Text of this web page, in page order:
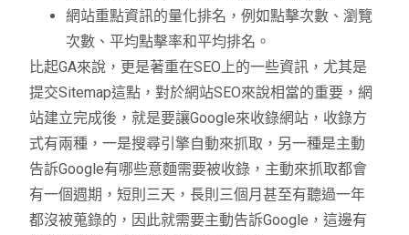
網站重點資訊的量化排名，例如點擊次數、瀏覽
次數、平均點擊率和平均排名。
比起GA來說，更是著重在SEO上的一些資訊，尤其是
提交Sitemap這點，對於網站SEO來說相當的重要，網
站建立完成後，就是要讓Google來收錄網站，收錄方
式有兩種，一是搜尋引擎自動來抓取，另一種是主動
告訴Google有哪些意麵需要被收錄，主動來抓取都會
有一個週期，短則三天，長則三個月甚至有聽過一年
都沒被蒐錄的，因此就需要主動告訴Google，這邊有